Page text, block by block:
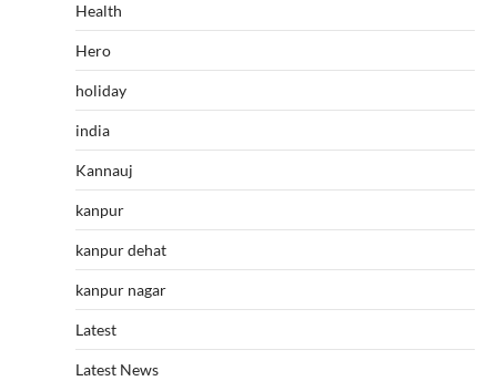
Health
Hero
holiday
india
Kannauj
kanpur
kanpur dehat
kanpur nagar
Latest
Latest News